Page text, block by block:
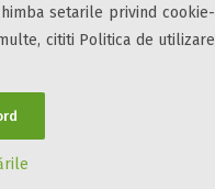
setarile privind cookie-
cititi Politica de utilizare